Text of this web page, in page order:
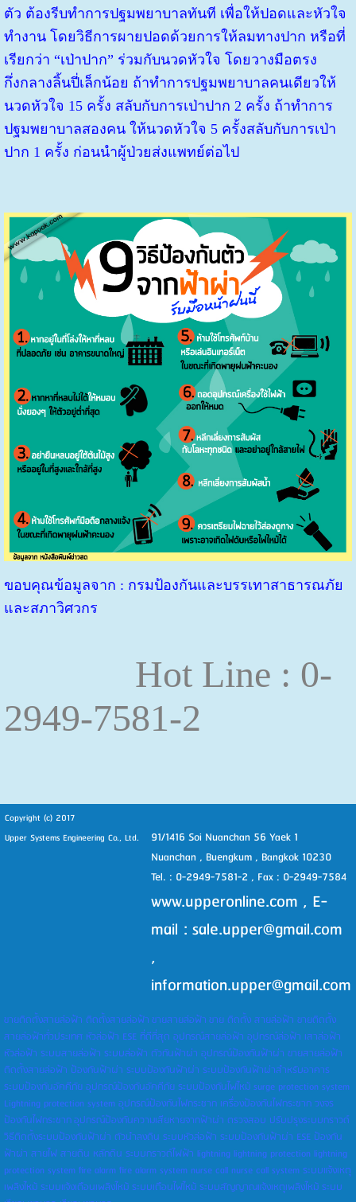
ตัว ต้องรีบทำการปฐมพยาบาลทันที เพื่อให้ปอดและหัวใจ
ทำงาน โดยวิธีการผายปอดด้วยการให้ลมทางปาก หรือที่
เรียกว่า “เป่าปาก” ร่วมกับนวดหัวใจ โดยวางมือตรง
กึ่งกลางลิ้นปี่เล็กน้อย ถ้าทำการปฐมพยาบาลคนเดียวให้
นวดหัวใจ 15 ครั้ง สลับกับการเป่าปาก 2 ครั้ง ถ้าทำการ
ปฐมพยาบาลสองคน ให้นวดหัวใจ 5 ครั้งสลับกับการเป่า
ปาก 1 ครั้ง ก่อนนำผู้ป่วยส่งแพทย์ต่อไป
ขอบคุณข้อมูลจาก : กรมป้องกันและบรรเทาสาธารณภัย
และสภาวิศวกร
Hot Line : 0-
2949-7581-2
Copyright (c) 2017
Upper Systems Engineering Co., Ltd.
91/1416 Soi Nuanchan 56 Yaek 1
Nuanchan , Buengkum , Bangkok 10230
Tel. : 0-2949-7581-2 , Fax : 0-2949-7584
www.upperonline.com , E-
mail : sale.upper@gmail.com
,
information.upper@gmail.com
ขายติดตั้งสายล่อฟ้า ติดตั้งสายล่อฟ้าขายสายล่อฟ้าขาย ติดตั้ง สายล่อฟ้า ขายติดตั้ง
สายล่อฟ้าทั่วประเทศ หัวล่อฟ้า ESE ที่ดีที่สุด อุปกรณ์สายล่อฟ้า อุปกรณ์ล่อฟ้า เสาล่อฟ้า
หัวล่อฟ้า ระบบสายล่อฟ้า ระบบล่อฟ้า ตัวกันฟ้าผ่า อุปกรณ์ป้องกันฟ้าผ่า ขายสายล่อฟ้า
ติดตั้งสายล่อฟ้า ป้องกันฟ้าผ่า ระบบป้องกันฟ้าผ่า ระบบป้องกันฟ้าผ่าสำหรับอาคาร
ระบบป้องกันอัคคีภัย อุปกรณ์ป้องกันอัคคีภัย ระบบป้องกันไฟไหม้ surge protection system
Lightning protection system อุปกรณ์ป้องกันไฟกระชาก เครื่องป้องกันไฟกระชาก วงจร
ป้องกันไฟกระชากอุปกรณ์ป้องกันความเสียหายจากฟ้าผ่า ตรวจสอบ ปรับปรุงระบบกราวด์
วิธีติดตั้งระบบป้องกันฟ้าผ่า ตัวนำลงดิน ระบบหัวล่อฟ้า ระบบป้องกันฟ้าผ่า ESE ป้องกัน
ฟ้าผ่า สายไฟ สายดิน หลักดิน ระบบกราวด์ไฟฟ้า lightning lightning protection lightning
protection system fire alarm fire alarm system nurse call nurse call system ระบบแจ้งเหตุ
เพลิงไหม้ ระบบแจ้งเตือนเพลิงไหม้ ระบบเตือนไฟไหม้ ระบบสัญญาณแจ้งเหตุเพลิงไหม้ ระบบ